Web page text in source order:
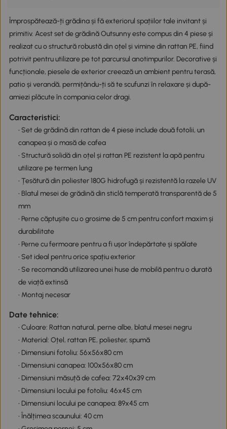
Împrospătează-ți grădina și fă exteriorul spațiilor tale invitant și
primitiv. Acest set de grădină Outsunny este compus din 4 piese și
realizat cu o structură robustă din oțel și vimine din rattan PE, fiind
potrivit pentru utilizare pe tot parcursul anotimpurilor. Decorative și
funcționale, piesele de exterior creează un ambient pentru terasă,
patio și verandă, permițându-ți să te scufunzi în relaxare și după-
amiezi plăcute în compania celor dragi.
Caracteristici:
• Set de grădină din rattan de 4 piese include două fotolii, un
canapea și o masă de cafea
• Structură solidă din oțel și rattan PE rezistent la apă pentru
utilizare pe termen lung
• Țesătură din poliester 180G hidrofugă și rezistentă la razele UV
• Blatul mesei de grădină din sticlă temperată transparentă de 5
mm
• Perne căptușite cu o grosime de 5 cm pentru confort maxim și
durabilitate
• Perne cu fermoare pentru a fi ușor îndepărtate și spălate
• Set ideal pentru orice spațiu exterior
• Se recomandă utilizarea unei huse de mobilă pentru o durată
de viață extinsă
• Montaj necesar
Date tehnice:
• Culoare: Rattan natural, perne albe, blatul mesei negru
• Material: Oțel, rattan PE, poliester, spumă
• Dimensiuni fotoliu: 56x56x80 cm
• Dimensiuni canapea: 100x56x80 cm
• Dimensiuni măsuță de cafea: 72x40x39 cm
• Dimensiuni locului pe fotoliu: 46x45 cm
• Dimensiuni locului pe canapea: 89x45 cm
• Înălțimea scaunului: 40 cm